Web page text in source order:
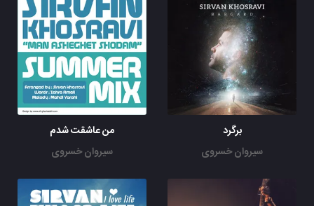
برگرد
سیروان خسروی
من عاشقت شدم
سیروان خسروی